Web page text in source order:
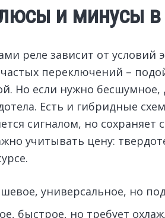
и минусы в
реле зависит от условий
переключений –
Но если нужно
Есть и гибридные
сигналом, но сохраняет
учитывать цену:
универсальное, но
быстрое, но требует